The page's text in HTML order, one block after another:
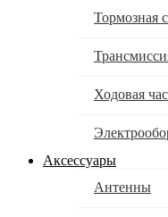
Тормозная
Ходовая
Аксессуары
Антенны